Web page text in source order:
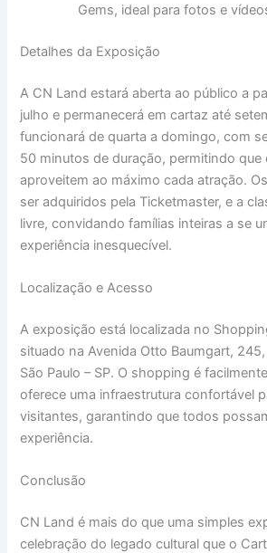
Gems, ideal para fotos e
Detalhes da Exposição
A CN Land estará aberta ao público a
julho e permanecerá em cartaz até
funcionará de quarta a domingo, com
50 minutos de duração, permitindo que
aproveitem ao máximo cada atração.
ser adquiridos pela Ticketmaster, e a
livre, convidando famílias inteiras a se
experiência inesquecível.
Localização e Acesso
A exposição está localizada no
situado na Avenida Otto Baumgart, 245,
São Paulo – SP. O shopping é
oferece uma infraestrutura confortável
visitantes, garantindo que todos
experiência.
Conclusão
CN Land é mais do que uma simples
celebração do legado cultural que o